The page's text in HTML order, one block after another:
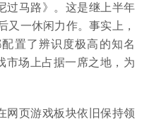
过马路》。这是继上半年
又一休闲力作。事实上，
置了辨识度极高的知名
市场上占据一席之地，为
网页游戏板块依旧保持领